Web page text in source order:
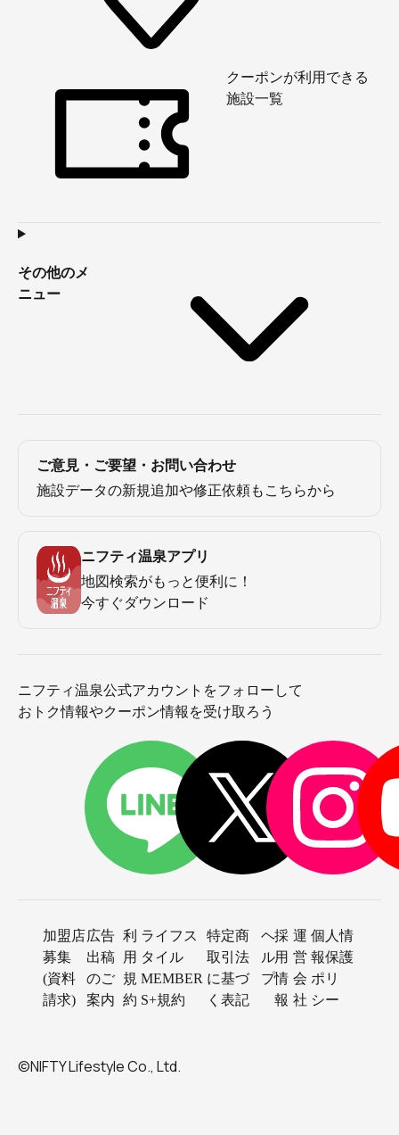
クーポンが利用できる
施設一覧
その他のメ
ニュー
ご意見・ご要望・お問い合わせ
施設データの新規追加や修正依頼もこちらから
ニフティ温泉アプリ
地図検索がもっと便利に！
今すぐダウンロード
ニフティ温泉公式アカウントをフォローして
おトク情報やクーポン情報を受け取ろう
加盟店
募集
(資料
請求)
広告
出稿
のご
案内
利
用
規
約
ライフス
タイル
MEMBER
S+規約
特定商
取引法
に基づ
く表記
ヘ
ル
プ
採
用
情
報
運
営
会
社
個人情
報保護
ポリ
シー
©NIFTY Lifestyle Co., Ltd.